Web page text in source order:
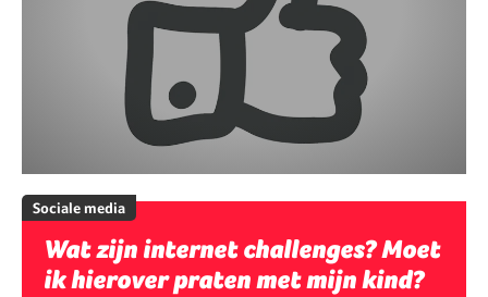
Sociale media
Wat zijn internet challenges? Moet
ik hierover praten met mijn kind?